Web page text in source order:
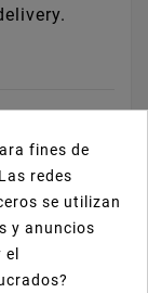
sostenible
fines de
redes
se utilizan
y anuncios
el